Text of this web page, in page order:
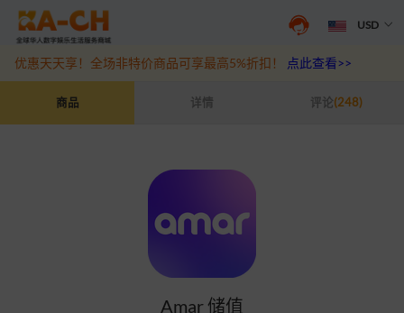
USD
抖音盛夏宠粉季来袭！抖钻充值最高6%优惠，热门规格更划算点此查
优惠天天享！全场非特价商品可享最高5%折扣！ 点此查看>>
商品 详情 评论(248)
Amar 储值